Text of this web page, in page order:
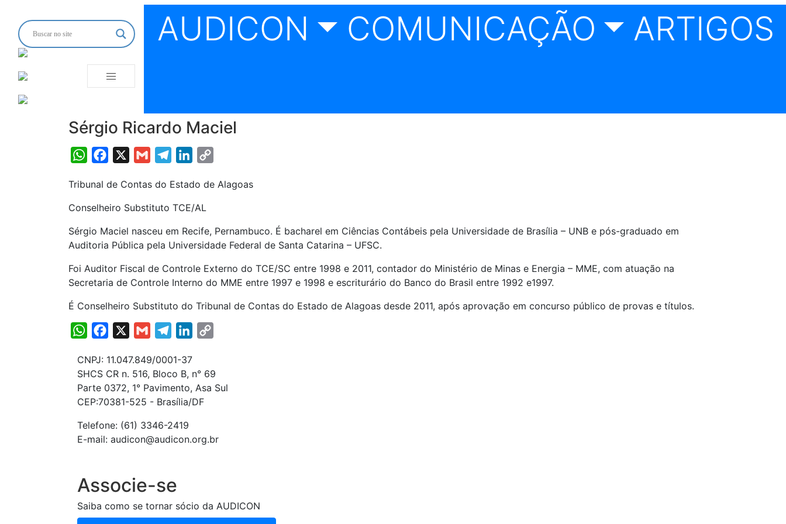
AUDICON COMUNICAÇÃO ARTIGOS
Sérgio Ricardo Maciel
WhatsAppFacebook Gmail TelegramLinkedIn
Tribunal de Contas do Estado de Alagoas
Conselheiro Substituto TCE/AL
Sérgio Maciel nasceu em Recife, Pernambuco. É bacharel em Ciências Contábeis pela Universidade de Brasília – UNB e pós-graduado em
Auditoria Pública pela Universidade Federal de Santa Catarina – UFSC.
Foi Auditor Fiscal de Controle Externo do TCE/SC entre 1998 e 2011, contador do Ministério de Minas e Energia – MME, com atuação na
Secretaria de Controle Interno do MME entre 1997 e 1998 e escriturário do Banco do Brasil entre 1992 e1997.
É Conselheiro Substituto do Tribunal de Contas do Estado de Alagoas desde 2011, após aprovação em concurso público de provas e títulos.
WhatsAppFacebook Gmail TelegramLinkedIn
CNPJ: 11.047.849/0001-37
SHCS CR n. 516, Bloco B, n° 69
Parte 0372, 1° Pavimento, Asa Sul
CEP:70381-525 - Brasília/DF
Telefone: (61) 3346-2419
E-mail: audicon@audicon.org.br
Associe-se
Saiba como se tornar sócio da AUDICON